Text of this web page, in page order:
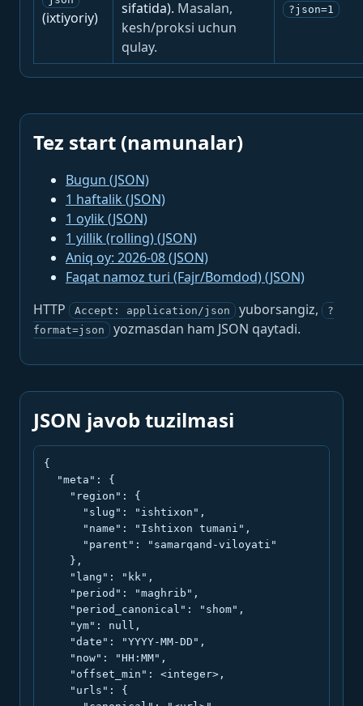
(ixtiyoriy)
sifatida). Masalan,
kesh/proksi uchun
qulay.
?json=1
Tez start (namunalar)
Bugun (JSON)
1 haftalik (JSON)
1 oylik (JSON)
1 yillik (rolling) (JSON)
Aniq oy: 2026-08 (JSON)
Faqat namoz turi (Fajr/Bomdod) (JSON)
HTTP
Accept: application/json yuborsangiz,
?
format=json
yozmasdan ham JSON qaytadi.
JSON javob tuzilmasi
{
  "meta": {
    "region": {
      "slug": "ishtixon",
      "name": "Ishtixon tumani",
      "parent": "samarqand-viloyati"
    },
    "lang": "kk",
    "period": "maghrib",
    "period_canonical": "shom",
    "ym": null,
    "date": "YYYY-MM-DD",
    "now": "HH:MM",
    "offset_min": <integer>,
    "urls": {